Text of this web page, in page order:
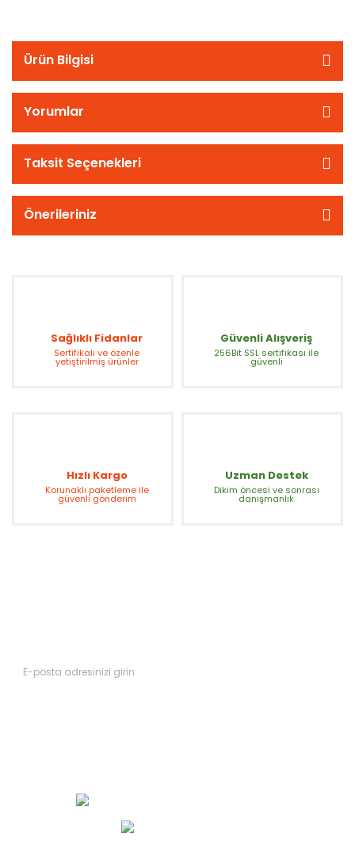
Ürün Bilgisi
Yorumlar
Taksit Seçenekleri
Önerileriniz
Sağlıklı Fidanlar
Sertifikalı ve özenle
yetiştirilmiş ürünler
Güvenli Alışveriş
256Bit SSL sertifikası ile
güvenli
Hızlı Kargo
Korunaklı paketleme ile
güvenli gönderim
Uzman Destek
Dikim öncesi ve sonrası
danışmanlık